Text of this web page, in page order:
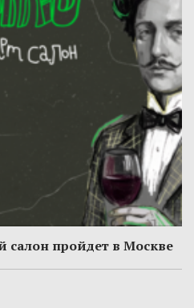
пройдет в Москве